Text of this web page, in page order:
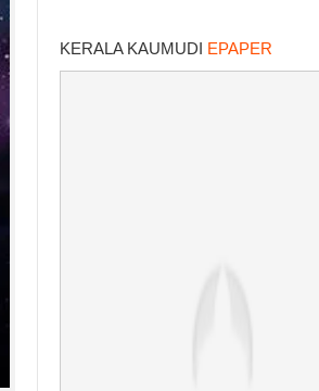
KERALA KAUMUDI EPAPER